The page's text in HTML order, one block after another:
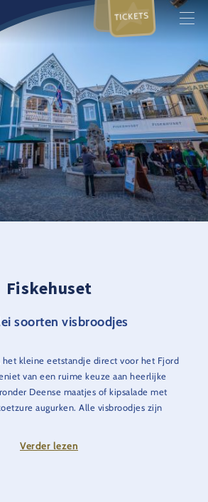
TICKETS
Fiskehuset
soorten visbroodjes
het kleine eetstandje direct voor het Fjord
van een ruime keuze aan heerlijke
Deense maatjes of kipsalade met
augurken. Alle visbroodjes zijn
nieuw recept van de Deense tv-kok Brian
Verder lezen